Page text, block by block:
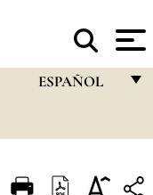
ESPAÑOL
ITALIANO